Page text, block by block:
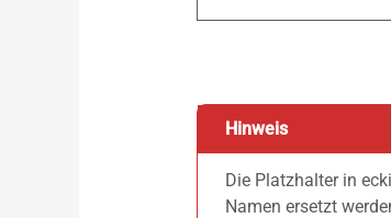
Hinweis
Die Platzhalter in
Namen ersetzt